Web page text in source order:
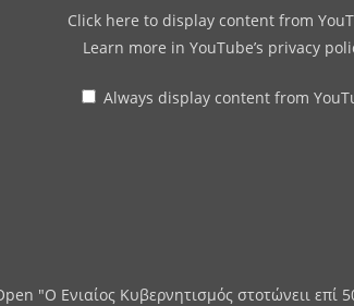
from
YouTube
Click here to display content from
Learn more in YouTube’s privacy
Always display content from
"Ο Ενιαίος Κυβερνητισμός στοτώνειι